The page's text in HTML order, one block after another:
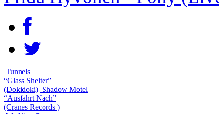
Tunnels
“Glass Shelter”
(Dokidoki) Shadow Motel
“Ausfahrt Nach”
(Cranes Records )